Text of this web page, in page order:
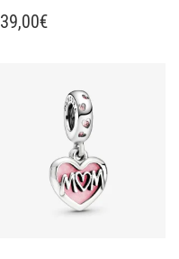
39,00€